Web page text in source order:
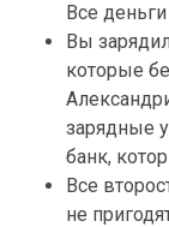
Все
Вы
которые
зарядные
банк,
Все
не